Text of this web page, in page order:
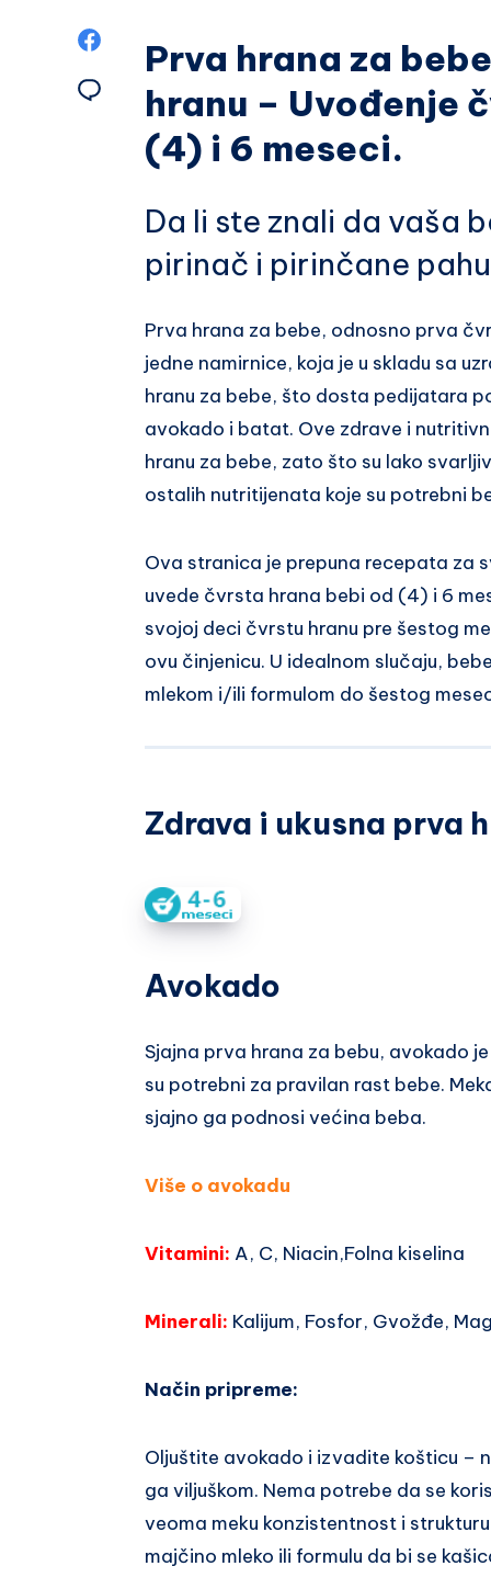
Podeli
Prva hrana za
hranu – Uvođenje
(4) i 6 meseci.
Da li ste znali da vaša
pirinač i pirinčane
Prva hrana za bebe, odnosno prva
jedne namirnice, koja je u skladu sa
hranu za bebe, što dosta pedijatara
avokado i batat. Ove zdrave i
hranu za bebe, zato što su lako
ostalih nutritijenata koje su potrebni
Ova stranica je prepuna recepata za
uvede čvrsta hrana bebi od (4) i 6
svojoj deci čvrstu hranu pre šestog
ovu činjenicu. U idealnom slučaju,
mlekom i/ili formulom do šestog
Zdrava i ukusna prva
Avokado
Sjajna prva hrana za bebu, avokado
su potrebni za pravilan rast bebe.
sjajno ga podnosi većina beba.
Više o avokadu
Vitamini: A, C, Niacin,Folna kiselina
Minerali: Kalijum, Fosfor, Gvožđe,
Način pripreme:
Oljuštite avokado i izvadite košticu –
ga viljuškom. Nema potrebe da se
veoma meku konzistentnost i
majčino mleko ili formulu da bi se